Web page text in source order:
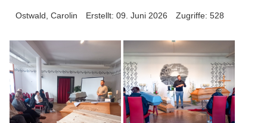
Ostwald, Carolin Erstellt: 09. Juni 2026 Zugriffe: 528